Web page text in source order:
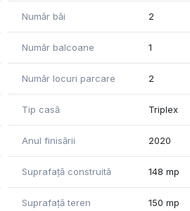
Număr băi 2
Număr balcoane 1
Număr locuri parcare 2
Tip casă Triplex
Anul finisării 2020
Suprafață construită 148 mp
Suprafață teren 150 mp